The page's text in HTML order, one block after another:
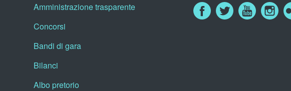
Amministrazione trasparente
Concorsi
Bandi di gara
Bilanci
Albo pretorio